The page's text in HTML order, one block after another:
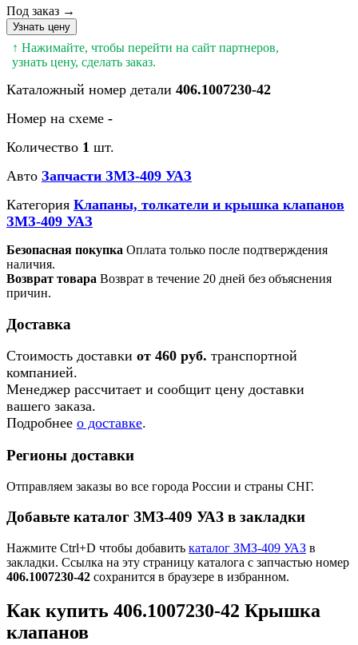
Под заказ →
Узнать цену
↑ Нажимайте, чтобы перейти на сайт партнеров,
узнать цену, сделать заказ.
Каталожный номер детали 406.1007230-42
Номер на схеме -
Количество 1 шт.
Авто Запчасти ЗМЗ-409 УАЗ
Категория Клапаны, толкатели и крышка клапанов
ЗМЗ-409 УАЗ
Безопасная покупка Оплата только после подтверждения
наличия.
Возврат товара Возврат в течение 20 дней без объяснения
причин.
Доставка
Стоимость доставки от 460 руб. транспортной
компанией.
Менеджер рассчитает и сообщит цену доставки
вашего заказа.
Подробнее о доставке.
Регионы доставки
Отправляем заказы во все города России и страны СНГ.
Добавьте каталог ЗМЗ-409 УАЗ в закладки
Нажмите Ctrl+D чтобы добавить каталог ЗМЗ-409 УАЗ в
закладки. Ссылка на эту страницу каталога с запчастью номер
406.1007230-42 сохранится в браузере в избранном.
Как купить 406.1007230-42 Крышка
клапанов